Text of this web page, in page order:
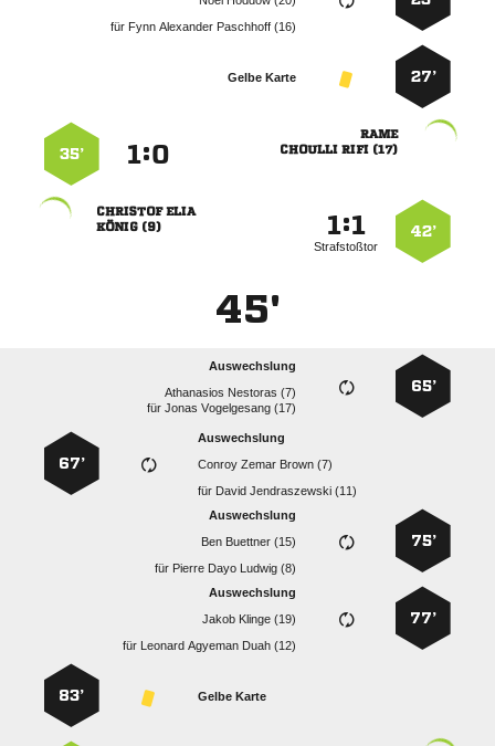
für    
27’
Gelbe Karte

  
:
35’
42’
:
Strafstoßtor
 
 
45'
65’
Auswechslung
  
für  
Auswechslung
   
für   
67’
75’
Auswechslung
  
für    
77’
Auswechslung
  
für    
Gelbe Karte
83’